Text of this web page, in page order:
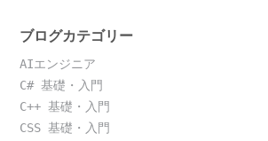
navigation
ブログカテゴリー
AIエンジニア
C# 基礎・入門
C++ 基礎・入門
CSS 基礎・入門